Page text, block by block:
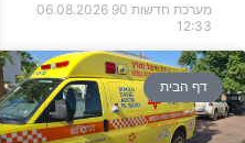
מערכת חדשות 90
06.08.2026
12:33
דף הבית